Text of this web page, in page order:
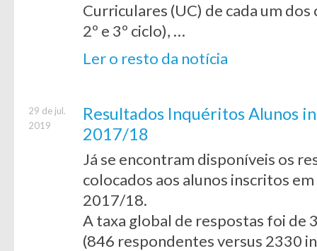
Curriculares (UC) de cada um dos
2º e 3º ciclo), …
Ler o resto da notícia
29 de jul.
2019
Resultados Inquéritos Alunos
2017/18
Já se encontram disponíveis os
colocados aos alunos inscritos
2017/18.
A taxa global de respostas foi de
(846 respondentes versus 2330